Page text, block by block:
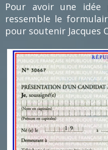
Pour avoir une
ressemble le
pour soutenir Jacques